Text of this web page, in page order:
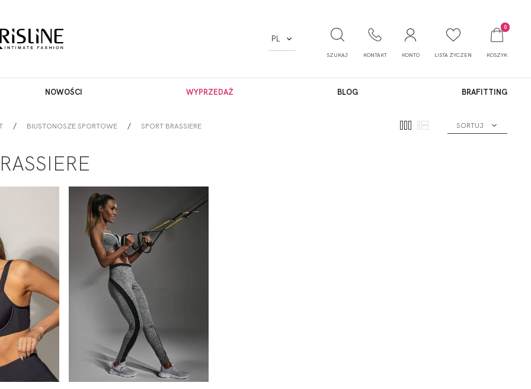
PL
SZUKAJ KONTAKT KONTO LISTA ŻYCZEŃ
0
KOSZYK
NOWOŚCI WYPRZEDAŻ BLOG BRAFITTING
BIUSTONOSZE SPORTOWE SPORT BRASSIERE SORTUJ